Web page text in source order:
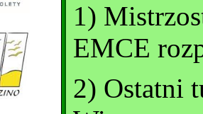
1)
EMCE
2) Ostatni